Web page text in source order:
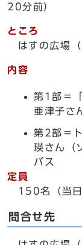
20分前）
ところ
はすの広場（
内容
第1部＝
亜津子さ
第2部＝
瑛さん（
バス
定員
150名（当日
問合せ先